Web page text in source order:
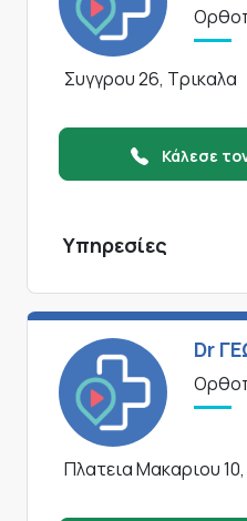
Συγγρου 26, Τρικαλα
Κάλεσε
Υπηρεσίες
Dr
Πλατεια Μακαριου